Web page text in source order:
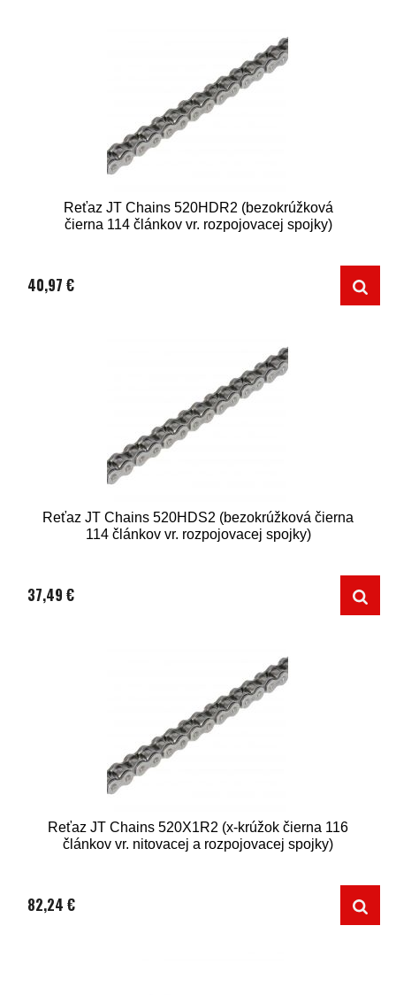
Reťaz JT Chains 520HDR2 (bezokrúžková
čierna 114 článkov vr. rozpojovacej spojky)
40,97 €
Reťaz JT Chains 520HDS2 (bezokrúžková čierna
114 článkov vr. rozpojovacej spojky)
37,49 €
Reťaz JT Chains 520X1R2 (x-krúžok čierna 116
článkov vr. nitovacej a rozpojovacej spojky)
82,24 €